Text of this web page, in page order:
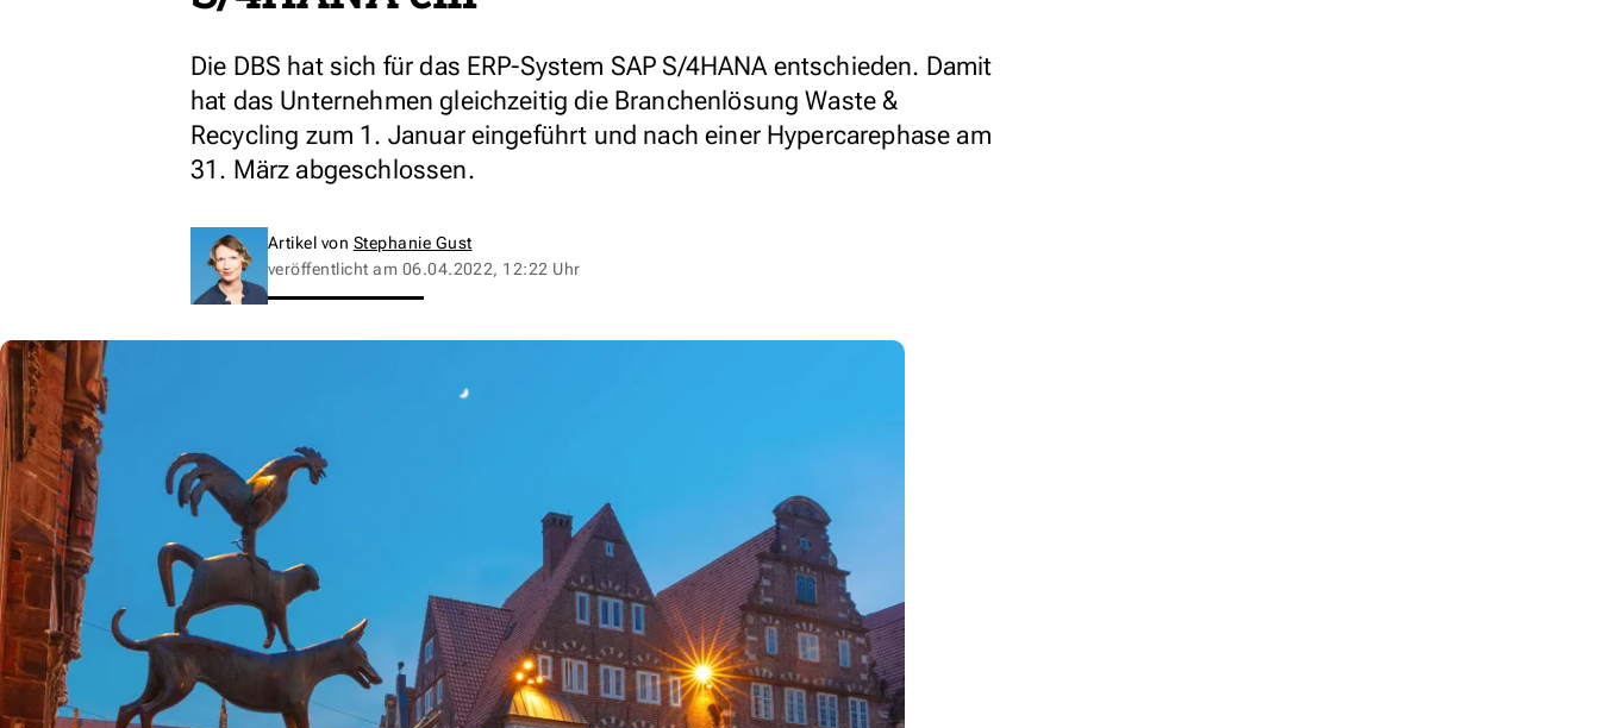
Die DBS hat sich für das ERP-System SAP S/4HANA entschieden. Damit
hat das Unternehmen gleichzeitig die Branchenlösung Waste &
Recycling zum 1. Januar eingeführt und nach einer Hypercarephase am
31. März abgeschlossen.
Artikel von Stephanie Gust
veröffentlicht am 06.04.2022, 12:22 Uhr